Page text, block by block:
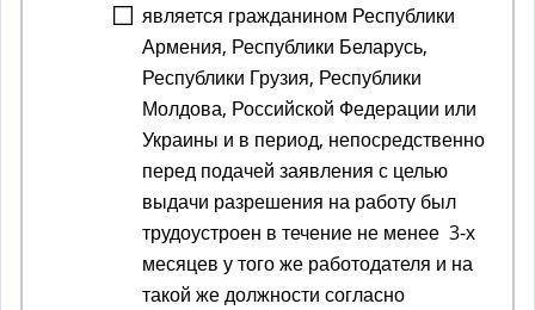
является гражданином Республики
Армения, Республики Беларусь,
Республики Грузия, Республики
Молдова, Российской Федерации или
Украины и в период, непосредственно
перед подачей заявления с целью
выдачи разрешения на работу был
трудоустроен в течение не менее 3-х
месяцев у того же работодателя и на
такой же должности согласно